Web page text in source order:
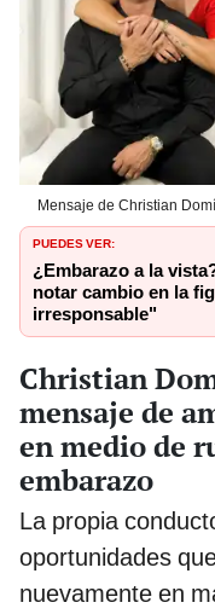
Mensaje de Christian
PUEDES VER:
¿Embarazo a la
notar cambio en la
irresponsable"
Christian
mensaje de
en medio de
embarazo
La propia
oportunidades
nuevamente en